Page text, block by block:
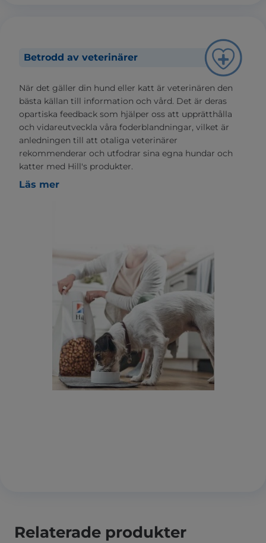
Betrodd av veterinärer
När det gäller din hund eller katt är veterinären den
bästa källan till information och vård. Det är deras
opartiska feedback som hjälper oss att upprätthålla
och vidareutveckla våra foderblandningar, vilket är
anledningen till att otaliga veterinärer
rekommenderar och utfodrar sina egna hundar och
katter med Hill's produkter.
Läs mer
Relaterade produkter